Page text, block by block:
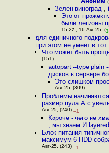
Зелен виноград ,
Это от
были легионы
15:22 , 16-Авг-25, (
для единичного
при этом не умеет в тот
Что может быть
(151)
autopart --type plain
дисков в сервере
Это слишком
Авг-25, (309)
Проблемы
размер пула А с
Авг-25, (240) –1
Короче - чего не
, мы знаем И
Блок питания
максимум 6 HDD
Авг-25, (243) –1